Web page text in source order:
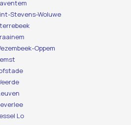
Stevens-Woluwe
Oppem
Lo